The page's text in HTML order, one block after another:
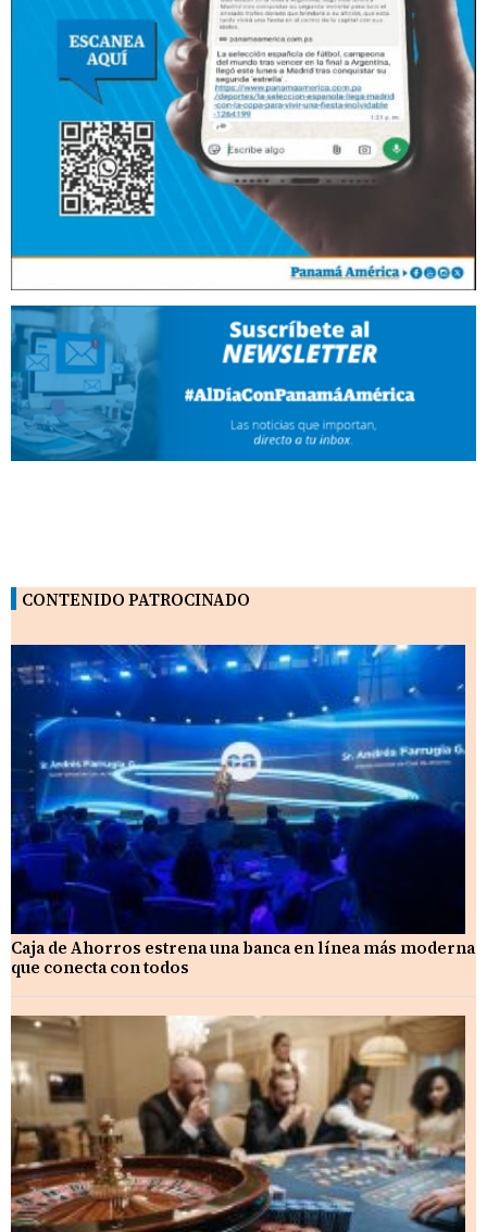
CONTENIDO PATROCINADO
Caja de Ahorros estrena una banca en línea más moderna
que conecta con todos